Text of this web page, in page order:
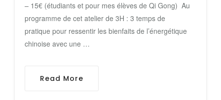
– 15€ (étudiants et pour mes élèves de Qi Gong) Au
programme de cet atelier de 3H : 3 temps de
pratique pour ressentir les bienfaits de l’énergétique
chinoise avec une …
Read More